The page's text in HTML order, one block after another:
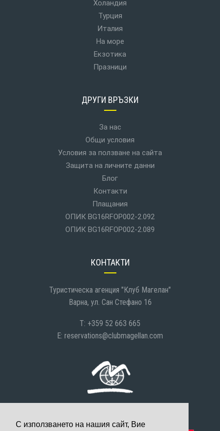
С използването на нашия сайт, Вие
Холандия
Турция
Италия
На море
Екзотика
Празници
ДРУГИ ВРЪЗКИ
За нас
Общи условия
Условия за ползване на сайта
Защита на личните данни
Блог
Контакти
Плащания
ОПИК BG16RFOP002-2.092
ОПИК BG16RFOP002-2.089
КОНТАКТИ
Туристическа агенция "Клуб Магелан"
Варна, ул. Сан Стефано 16
T: +359 52 663 665
E: reservations@clubmagellan.com